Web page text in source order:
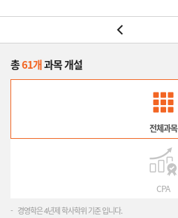
총61개과목 개설
전체과목
CPA
- 경영학은 4년제 학사학위 기준 입니다.